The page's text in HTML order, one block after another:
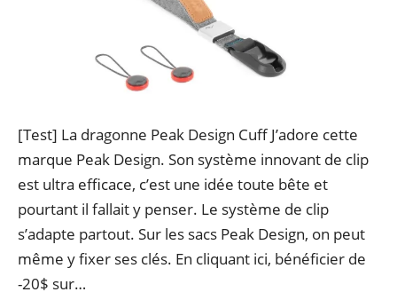
[Test] La dragonne Peak Design Cuff J’adore cette
marque Peak Design. Son système innovant de clip
est ultra efficace, c’est une idée toute bête et
pourtant il fallait y penser. Le système de clip
s’adapte partout. Sur les sacs Peak Design, on peut
même y fixer ses clés. En cliquant ici, bénéficier de
-20$ sur…